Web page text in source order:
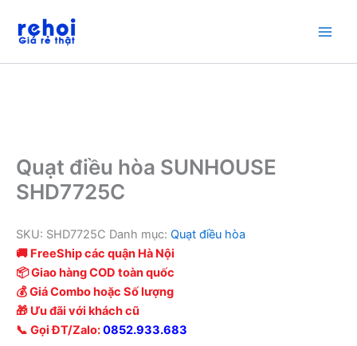
dung
Quạt điều hòa SUNHOUSE
SHD7725C
SKU: SHD7725C Danh mục: Quạt điều hòa
🚚 FreeShip các quận Hà Nội
📦 Giao hàng COD toàn quốc
💰 Giá Combo hoặc Số lượng
🎁 Ưu đãi với khách cũ
📞 Gọi ĐT/Zalo:0852.933.683